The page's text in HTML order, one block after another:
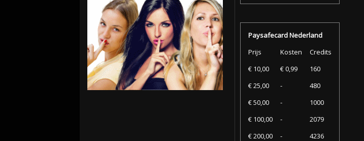
Paysafecard Nederland
Prijs
Kosten
Credits
€ 10,00
€ 0,99
160
€ 25,00
-
480
€ 50,00
-
1000
€ 100,00
-
2079
€ 200,00
- 4236